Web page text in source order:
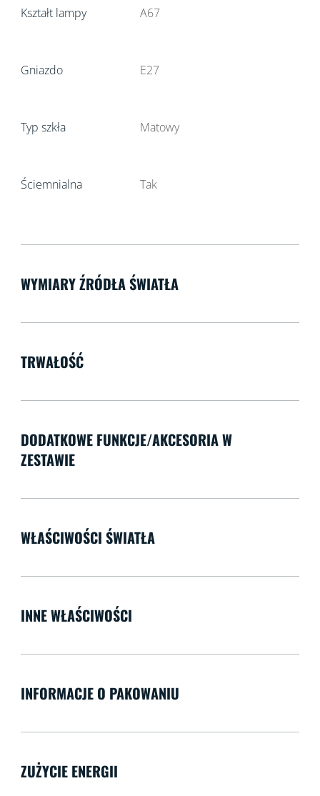
Kształt lampy A67
Gniazdo E27
Typ szkła Matowy
Ściemnialna Tak
WYMIARY ŹRÓDŁA ŚWIATŁA
TRWAŁOŚĆ
DODATKOWE FUNKCJE/AKCESORIA W
ZESTAWIE
WŁAŚCIWOŚCI ŚWIATŁA
INNE WŁAŚCIWOŚCI
INFORMACJE O PAKOWANIU
ZUŻYCIE ENERGII